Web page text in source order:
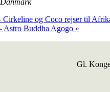
Cirkeline og Coco rejser til
Astro Buddha Agogo »
Gl.